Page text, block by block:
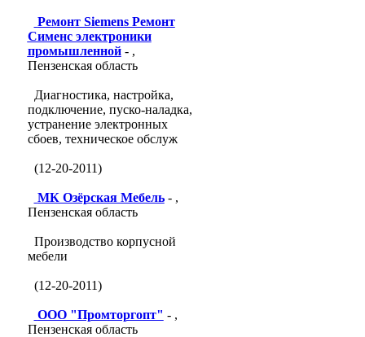
Ремонт Siemens Ремонт
Сименс электроники
промышленной- ,
Пензенская область
Диагностика, настройка,
подключение, пуско-наладка,
устранение электронных
сбоев, техническое обслуж
(12-20-2011)
МК Озёрская Мебель- ,
Пензенская область
Производство корпусной
мебели
(12-20-2011)
ООО "Промторгопт" - ,
Пензенская область